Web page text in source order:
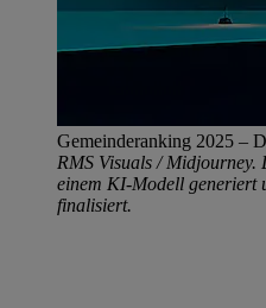
Gemeinderanking 2025 –
RMS Visuals /
einem KI-Modell generiert
finalisiert.